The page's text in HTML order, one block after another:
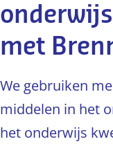
met
We gebruiken
middelen in het
het onderwijs